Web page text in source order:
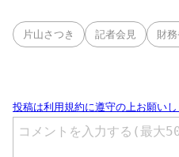
片山さつき 記者会見 財